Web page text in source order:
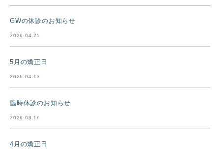
GWの休診のお知らせ
2026.04.25
5月の矯正日
2026.04.13
臨時休診のお知らせ
2026.03.16
4月の矯正日